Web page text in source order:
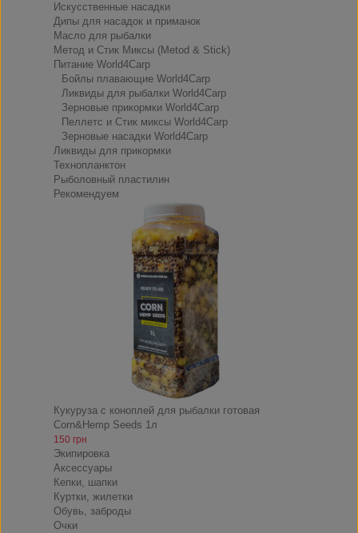
Искусственные насадки
Дипы для насадок и приманок
Масло для рыбалки
Метод и Стик Миксы (Metod & Stick)
Питание World4Carp
Бойлы плавающие World4Carp
Ликвиды для рыбалки World4Carp
Зерновые прикормки World4Carp
Пеллетс и Стик миксы World4Carp
Зерновые насадки World4Carp
Ликвиды для прикормки
Технопланктон
Рыболовный пластилин
Рекомендуем
Кукуруза с коноплей для рыбалки готовая
Corn&Hemp Seeds 1л
150 грн
Экипировка
Аксессуары
Кепки, шапки
Куртки, жилетки
Обувь, заброды
Очки